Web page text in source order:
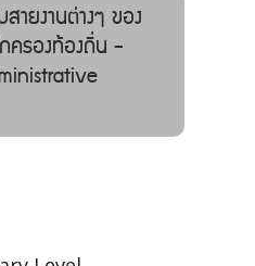
ายงานต่างๆ ของ
ครองท้องถิ่น -